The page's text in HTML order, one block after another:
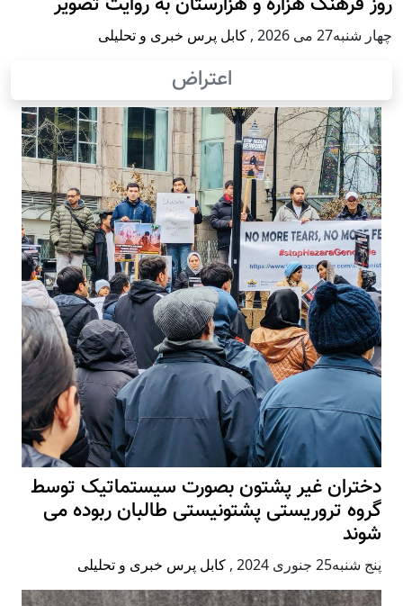
چهار شنبه27 می 2026 , کابل پرس خبری و تحلیلی
اعتراض
دختران غیر پشتون بصورت سیستماتیک توسط
گروه تروریستی پشتونیستی طالبان ربوده می
شوند
پنج شنبه25 جنوری 2024 , کابل پرس خبری و تحلیلی